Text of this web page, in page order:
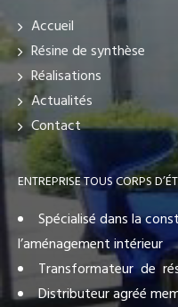
Accueil
Résine de synthèse
Réalisations
Actualités
Contact
ENTREPRISE TOUS CORPS
Spécialisé dans la
l’aménagement intérieur
Transformateur de
Distributeur agréé